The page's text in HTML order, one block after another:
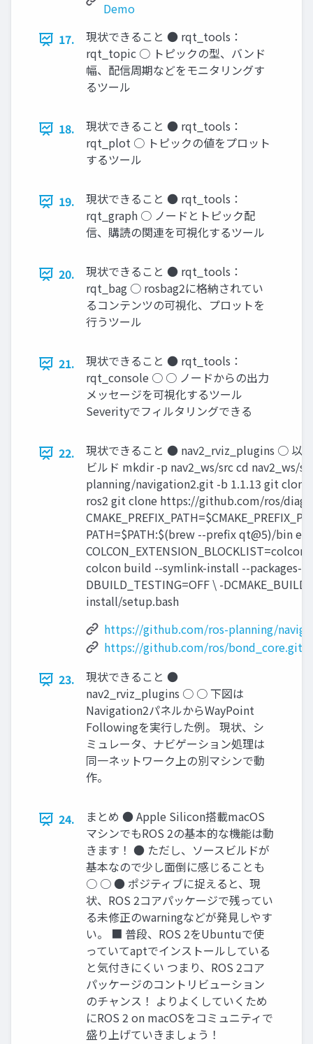
Demo
17.
現状できること ● rqt_tools：
rqt_topic ○ トピックの型、バンド
幅、配信周期などをモニタリングす
るツール
18.
現状できること ● rqt_tools：
rqt_plot ○ トピックの値をプロット
するツール
19.
現状できること ● rqt_tools：
rqt_graph ○ ノードとトピック配
信、購読の関連を可視化するツール
20.
現状できること ● rqt_tools：
rqt_bag ○ rosbag2に格納されてい
るコンテンツの可視化、プロットを
行うツール
21.
現状できること ● rqt_tools：
rqt_console ○ ○ ノードからの出力
メッセージを可視化するツール
Severityでフィルタリングできる
22.
現状できること ● nav2_rviz_plugins ○ 以
ビルド mkdir -p nav2_ws/src cd
planning/navigation2.git -b 1.1.13 git
ros2 git clone https://github.com/ros/
PATH=$PATH:$(brew --prefix qt@5)/bin
colcon build --symlink-install --packages-
DBUILD_TESTING=OFF \ -
install/setup.bash
https://github.com/ros-planning/
https://github.com/ros/bond_core.git
23.
現状できること ●
nav2_rviz_plugins ○ ○ 下図は
Navigation2パネルからWayPoint
Followingを実行した例。 現状、シ
ミュレータ、ナビゲーション処理は
同一ネットワーク上の別マシンで動
作。
24.
まとめ ● Apple Silicon搭載macOS
マシンでもROS 2の基本的な機能は動
きます！ ● ただし、ソースビルドが
基本なので少し面倒に感じることも
○ ○ ● ポジティブに捉えると、現
状、ROS 2コアパッケージで残ってい
る未修正のwarningなどが発見しやす
い。 ■ 普段、ROS 2をUbuntuで使
っていてaptでインストールしている
と気付きにくい つまり、ROS 2コア
パッケージのコントリビューション
のチャンス！ よりよくしていくため
にROS 2 on macOSをコミュニティで
盛り上げていきましょう！